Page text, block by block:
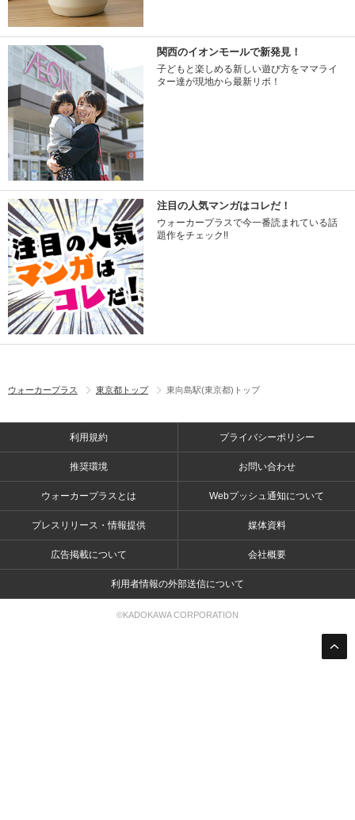
関西のイオンモールで新発見！
子どもと楽しめる新しい遊び方をママライ
ター達が現地から最新リポ！
注目の人気マンガはコレだ！
ウォーカープラスで今一番読まれている話
題作をチェック!!
ウォーカープラス 東京都トップ 東向島駅(東京都)トップ
利用規約 プライバシーポリシー
推奨環境 お問い合わせ
ウォーカープラスとは Webプッシュ通知について
プレスリリース・情報提供 媒体資料
広告掲載について 会社概要
利用者情報の外部送信について
©KADOKAWA CORPORATION